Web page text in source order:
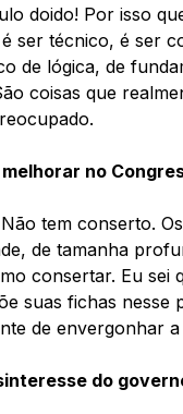
doido! Por isso
ser técnico, é ser
de lógica, de
coisas que
no
Não tem conserto.
de tamanha
consertar. Eu sei
suas fichas nesse
de envergonhar a
do